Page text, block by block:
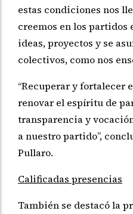
estas condiciones nos
creemos en los partidos
ideas, proyectos y se
colectivos, como nos
“Recuperar y fortalecer
renovar el espíritu de
transparencia y
a nuestro partido”,
Pullaro.
Calificadas presencias
También se destacó la